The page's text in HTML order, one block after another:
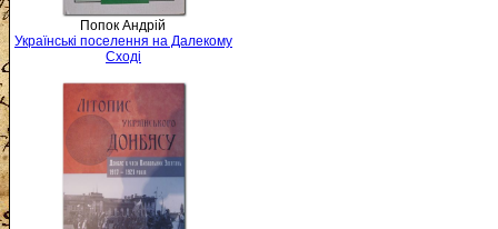
Попок Андрій
Українські поселення на Далекому
Сході